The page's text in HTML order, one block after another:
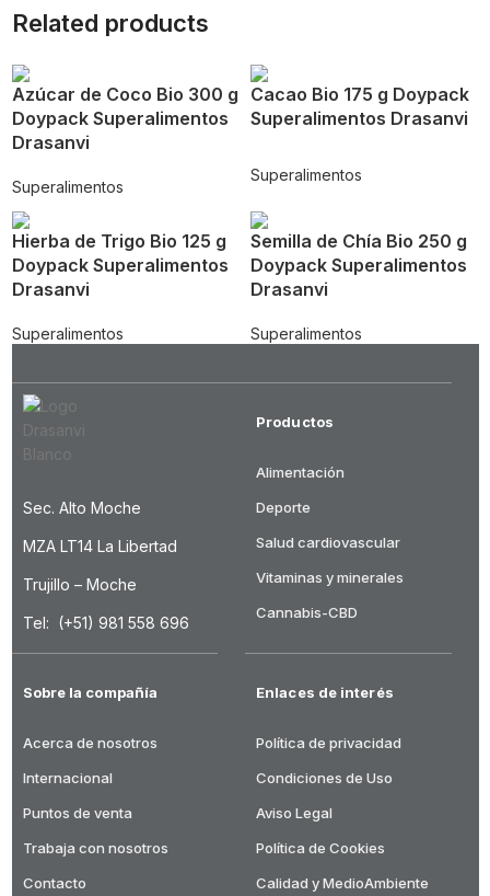
Related products
Azúcar de Coco Bio 300 g
Doypack Superalimentos
Drasanvi
Superalimentos
Cacao Bio 175 g Doypack
Superalimentos Drasanvi
Superalimentos
Hierba de Trigo Bio 125 g
Doypack Superalimentos
Drasanvi
Superalimentos
Semilla de Chía Bio 250 g
Doypack Superalimentos
Drasanvi
Superalimentos
Sec. Alto Moche
MZA LT14 La Libertad
Trujillo – Moche
Tel: (+51) 981 558 696
Productos
Alimentación
Deporte
Salud cardiovascular
Vitaminas y minerales
Cannabis-CBD
Sobre la compañía
Acerca de nosotros
Internacional
Puntos de venta
Trabaja con nosotros
Contacto
Enlaces de interés
Política de privacidad
Condiciones de Uso
Aviso Legal
Política de Cookies
Calidad y MedioAmbiente